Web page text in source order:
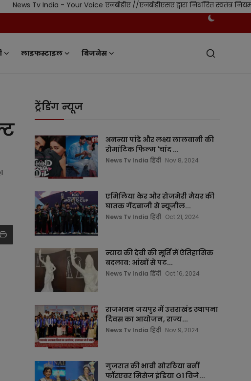
- Your Voice एनबीडीए //एनबीडीएसए द्वारा निर्धारित स्वतंत्र नियमन एवं
लाइफस्टाइल बिजनेस
ट्रेंडिंग न्यूज
अनन्या पांडे और लक्ष्य लालवानी की
रोमांटिक फिल्म 'चांद ...
News Tv India हिंदी Nov 8, 2024
एमिलिया केर और रोजमेरी मैयर की
घातक गेंदबाजी से न्यूजील...
News Tv India हिंदी Oct 21, 2024
न्याय की देवी की मूर्ति में ऐतिहासिक
बदलाव: आंखों से पट...
News Tv India हिंदी Oct 16, 2024
राजभवन जयपुर में उत्तराखंड स्थापना
दिवस का आयोजन, राज्य...
News Tv India हिंदी Nov 9, 2024
गुजरात की भावी सोरठिया बनीं
फॉरएवर मिसेज इंडिया G1 विजे...